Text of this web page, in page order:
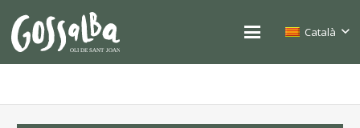
Català